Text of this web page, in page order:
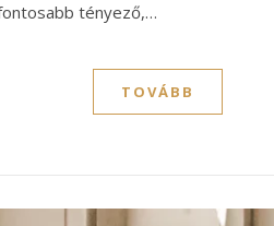
tényező,…
TOVÁBB